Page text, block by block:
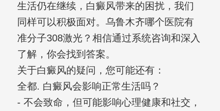
生活仍在继续，白癜风带来的困扰，我们
同样可以积极面对。乌鲁木齐哪个医院有
准分子308激光？相信通过系统咨询和深入
了解，你会找到答案。
关于白癜风的疑问，您可能还有：
全都. 白癜风会影响正常生活吗？
- 不会致命，但可能影响心理健康和社交，